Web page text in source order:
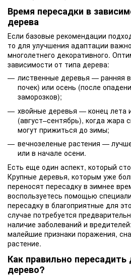
Время пересадки в
дерева
Если базовые рекомендации
то для улучшения адаптации
многолетнего декоративного.
зависимости от типа дерева:
лиственные деревья — ранняя
почек) или осень (после
заморозков);
хвойные деревья — конец лета
(август–сентябрь), когда жара
могут прижиться до зимы;
вечнозеленые растения —
или в начале осени.
Есть еще один аспект, который
Крупные деревья, которым уже
переносят пересадку в зимнее
воспользуетесь помощью
пересадку в благоприятные для
случае потребуется
наличие заболеваний и
малейшие признаки поражения,
растение.
Как правильно пересадить
дерево?